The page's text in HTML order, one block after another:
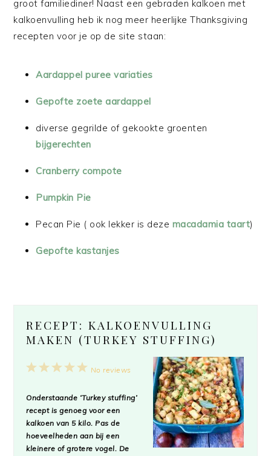
groot familiediner! Naast een gebraden kalkoen met
kalkoenvulling heb ik nog meer heerlijke Thanksgiving
recepten voor je op de site staan:
Aardappel puree variaties
Gepofte zoete aardappel
diverse gegrilde of gekookte groenten
bijgerechten
Cranberry compote
Pumpkin Pie
Pecan Pie ( ook lekker is deze macadamia taart)
Gepofte kastanjes
RECEPT: KALKOENVULLING
MAKEN (TURKEY STUFFING)
5
4
3
2
1
No reviews
Onderstaande ‘Turkey stuffing’
recept is genoeg voor een
kalkoen van 5 kilo. Pas de
hoeveelheden aan bij een
kleinere of grotere vogel. De